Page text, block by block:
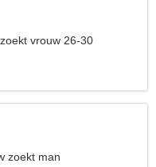
vrouw 26-30
zoekt man